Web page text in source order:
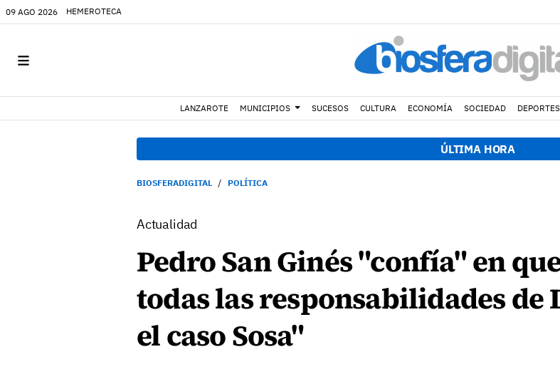
09 AGO 2026 HEMEROTECA
LANZAROTE MUNICIPIOS SUCESOS CULTURA ECONOMÍA SOCIEDAD DEPORTES
ÚLTIMA HORA
BIOSFERADIGITAL POLÍTICA
Actualidad
Pedro San Ginés "confía" en
todas las responsabilidades de
el caso Sosa"